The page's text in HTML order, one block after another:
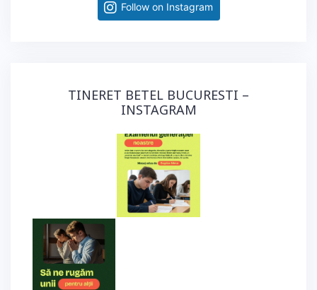
Follow on Instagram
TINERET BETEL BUCURESTI –
INSTAGRAM